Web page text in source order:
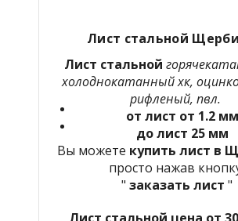
Лист стальной
Лист стальной
холоднокатанный хк,
рифленый, пвл.
от лист от 1.2 мм
до лист 25 мм
Вы можете купить лист в
просто нажав
" заказать лист "